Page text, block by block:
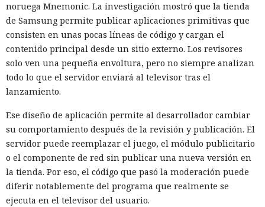
noruega Mnemonic. La investigación mostró que la tienda
de Samsung permite publicar aplicaciones primitivas que
consisten en unas pocas líneas de código y cargan el
contenido principal desde un sitio externo. Los revisores
solo ven una pequeña envoltura, pero no siempre analizan
todo lo que el servidor enviará al televisor tras el
lanzamiento.
Ese diseño de aplicación permite al desarrollador cambiar
su comportamiento después de la revisión y publicación. El
servidor puede reemplazar el juego, el módulo publicitario
o el componente de red sin publicar una nueva versión en
la tienda. Por eso, el código que pasó la moderación puede
diferir notablemente del programa que realmente se
ejecuta en el televisor del usuario.